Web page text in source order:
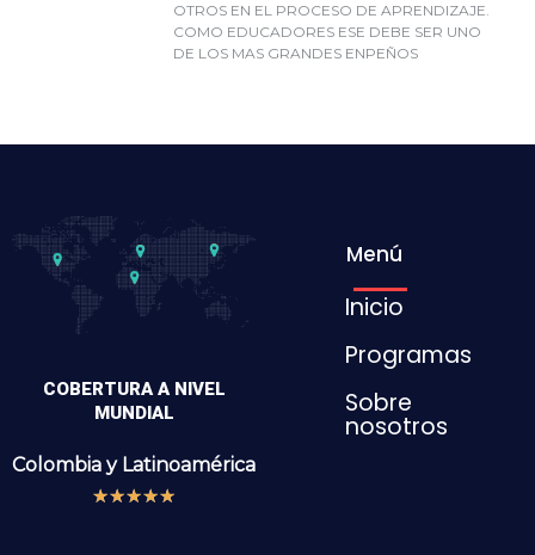
OTROS EN EL PROCESO DE APRENDIZAJE.
COMO EDUCADORES ESE DEBE SER UNO
DE LOS MAS GRANDES ENPEÑOS
COBERTURA A NIVEL
MUNDIAL
Colombia y Latinoamérica
★★★★★
Menú
Inicio
Programas
Sobre
nosotros